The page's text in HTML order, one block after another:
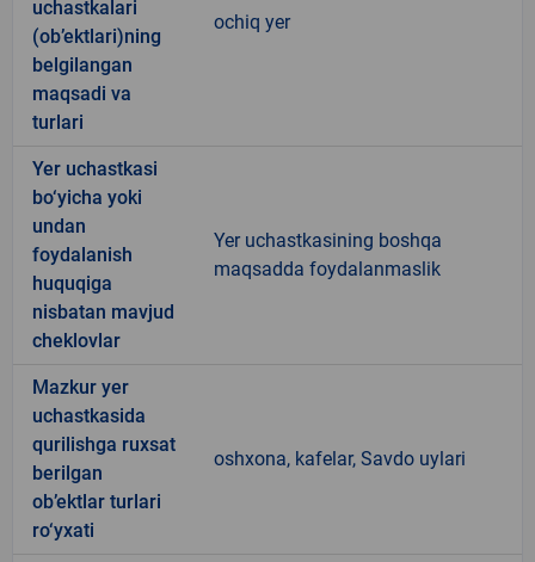
uchastkalari
(ob’ektlari)ning
belgilangan
maqsadi va
turlari
ochiq yer
Yer uchastkasi
bo‘yicha yoki
undan
foydalanish
huquqiga
nisbatan mavjud
cheklovlar
Yer uchastkasining boshqa
maqsadda foydalanmaslik
Mazkur yer
uchastkasida
qurilishga ruxsat
berilgan
ob’ektlar turlari
ro‘yxati
oshxona, kafelar, Savdo uylari